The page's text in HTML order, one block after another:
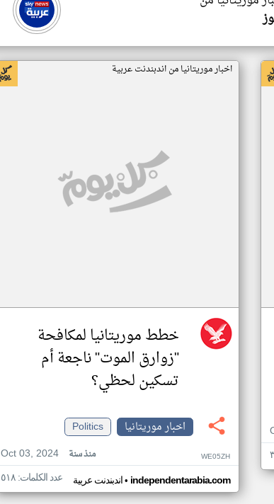
اخبار موريتانيا من اندبندنت عربية
خطط موريتانيا لمكافحة
"زوارق الموت" ناجعة أم
تسكين لحظي؟
اخبار موريتانيا
Politics
Oct 03, 2024
منذ سنة WE05ZH
اندبندنت عربية• independentarabia.com عدد الكلمات: ٥١٨